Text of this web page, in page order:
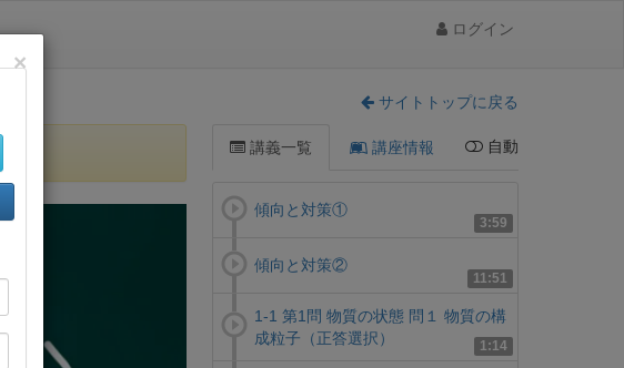
ログイン
サイトトップに戻る
講義一覧 講座情報 自動
3:59
傾向と対策①
11:51
傾向と対策②
1:14
1-1 第1問 物質の状態 問１ 物質の構
成粒子（正答選択）
×